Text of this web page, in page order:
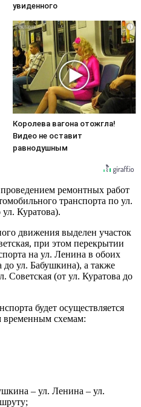
увиденного
i
Королева вагона отожгла!
Видео не оставит
равнодушным
ремонтных работ
транспорта по ул.
Куратова).
движения выделен участок
при этом перекрытии
на ул. Ленина в обоих
до ул. Бабушкина), а также
Советская (от ул. Куратова до
будет осуществляется
схемам:
– ул. Ленина – ул.